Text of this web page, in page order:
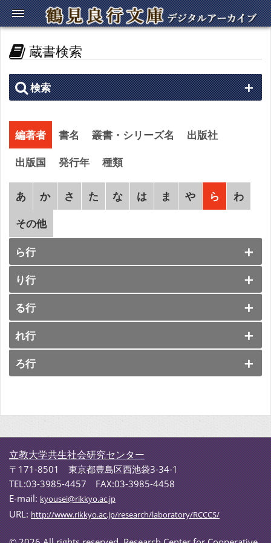
蔵書検索
検索
編著者 書名 叢書・シリーズ名
出版社
出版国
発行年 種類
あ か さ た な は ま や ら
わ
その他
ら行
り行
る行
れ行
ろ行
立教大学共生社会研究センター
〒171-8501 東京都豊島区西池袋3-34-1
TEL:03-3985-4457 FAX:03-3985-4458
E-mail:kyousei@rikkyo.ac.jp
URL:http://www.rikkyo.ac.jp/research/laboratory/RCCCS/